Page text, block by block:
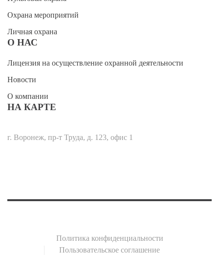
Охрана мероприятий
Личная охрана
О НАС
Лицензия на осуществление охранной деятельности
Новости
О компании
НА КАРТЕ
г. Воронеж, пр-т Труда, д. 123, офис 1
Политика конфиденциальности
Пользовательское соглашение